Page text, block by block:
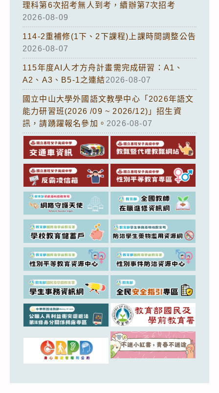
理科第6次招考無人到考，續辦第7次招考
2026-08-09
114-2重補修(1下、2下課程)上課時間調整公告
2026-08-07
115年度AI人才方舟計畫需完成研習：A1、
A2、A3、B5-1之連結2026-08-07
國立中山大學外國語文教學中心「2026年語文
能力研習班(2026 /09 ~ 2026/12)」招生資
訊，請踴躍報名參加。 2026-08-07